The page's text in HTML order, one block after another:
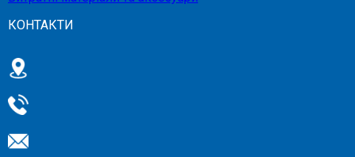
КОНТАКТИ